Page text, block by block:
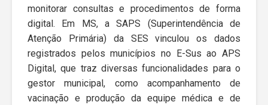
monitorar consultas e procedimentos de forma
digital. Em MS, a SAPS (Superintendência de
Atenção Primária) da SES vinculou os dados
registrados pelos municípios no E-Sus ao APS
Digital, que traz diversas funcionalidades para o
gestor municipal, como acompanhamento de
vacinação e produção da equipe médica e de